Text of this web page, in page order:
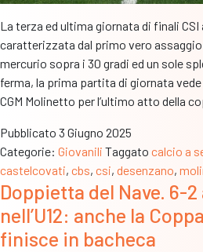
La terza ed ultima giornata di finali
caratterizzata dal primo vero assaggio
mercurio sopra i 30 gradi ed un sole
ferma, la prima partita di giornata vede
CGM Molinetto per l’ultimo atto della
Pubblicato 3 Giugno 2025
Categorie: Giovanili Taggato calcio a
castelcovati, cbs, csi, desenzano,
Doppietta del Nave. 6-2
nell’U12: anche la
finisce in bacheca